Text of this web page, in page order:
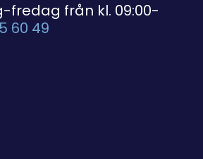
fredag från kl. 09:00-
60 49